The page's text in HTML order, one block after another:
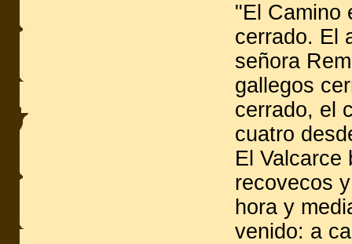
"El Camino
cerrado. El
señora
gallegos
cerrado, el
cuatro
El Valcarce
recovecos
hora y
venido: a